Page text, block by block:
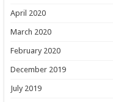
April 2020
March 2020
February 2020
December 2019
July 2019